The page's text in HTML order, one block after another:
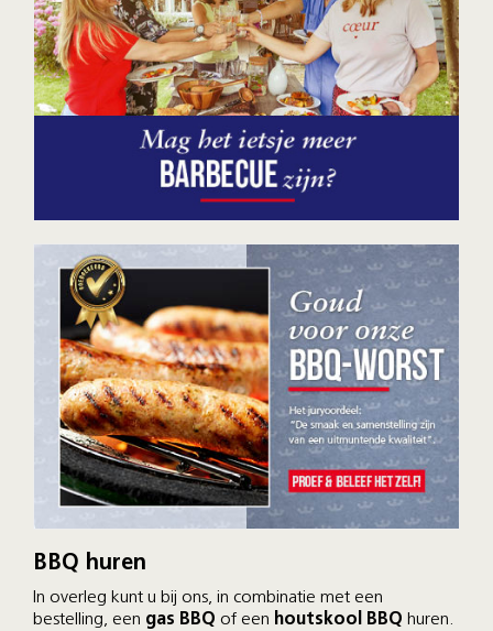
BBQ huren
In overleg kunt u bij ons, in combinatie met een
bestelling, een gas BBQ of een houtskool BBQ huren.